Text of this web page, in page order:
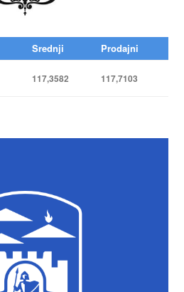
Srednji Prodajni
117,3582 117,7103